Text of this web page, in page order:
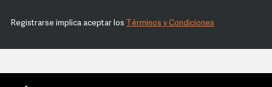
Registrarse implica aceptar los Términos y Condiciones